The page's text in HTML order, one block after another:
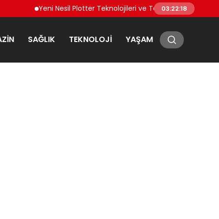
Yeni Nesil Plotter Teknolojileri ve Teknik Bakım
03:22:18
SAĞLIK TEKNOLOJI YAŞAM